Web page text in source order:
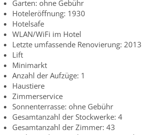
Garten: ohne Gebühr
Hoteleröffnung: 1930
Hotelsafe
WLAN/WiFi im Hotel
Letzte umfassende Renovierung: 2013
Lift
Minimarkt
Anzahl der Aufzüge: 1
Haustiere
Zimmerservice
Sonnenterrasse: ohne Gebühr
Gesamtanzahl der Stockwerke: 4
Gesamtanzahl der Zimmer: 43